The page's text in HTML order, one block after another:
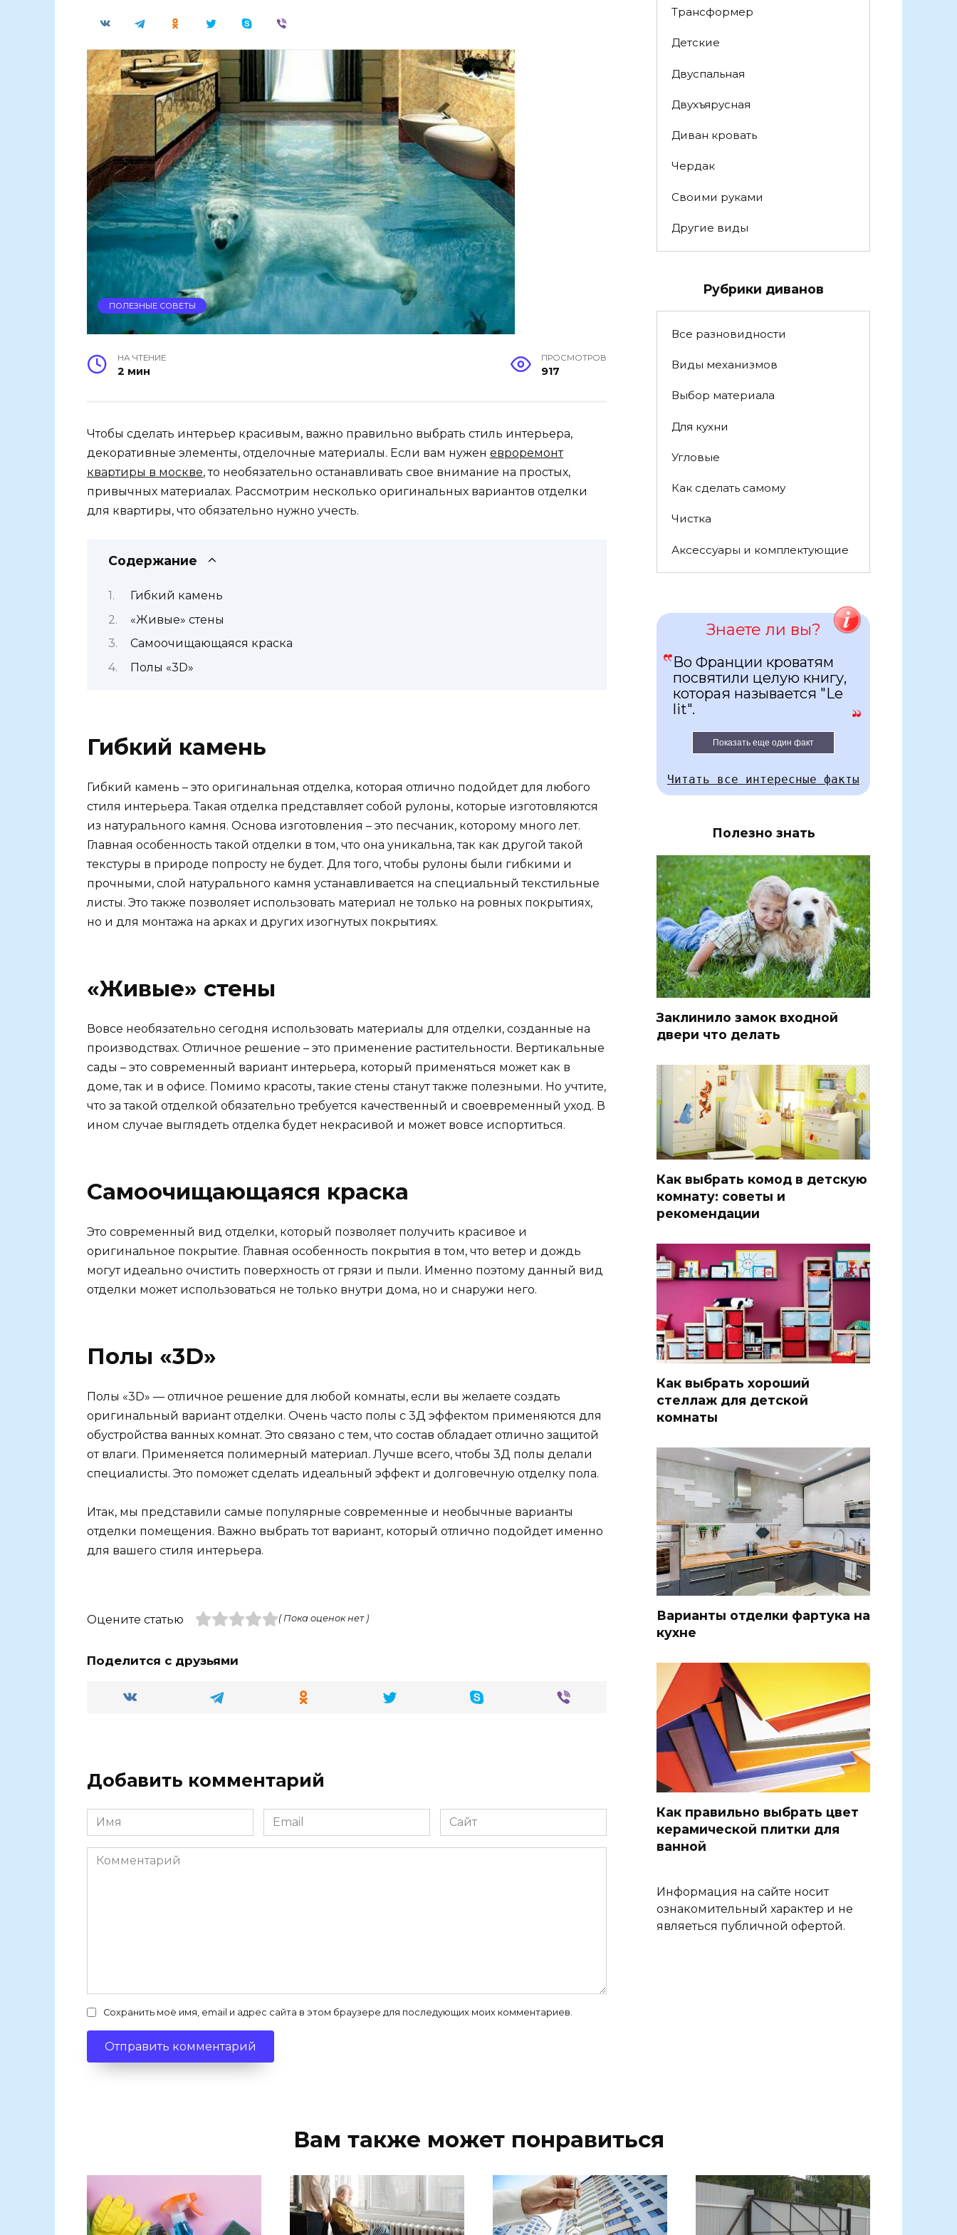
ПОЛЕЗНЫЕ СОВЕТЫ
НА ЧТЕНИЕ
2 мин
ПРОСМОТРОВ
917
Чтобы сделать интерьер красивым, важно правильно выбрать стиль интерьера,
декоративные элементы, отделочные материалы. Если вам нужен евроремонт
квартиры в москве, то необязательно останавливать свое внимание на простых,
привычных материалах. Рассмотрим несколько оригинальных вариантов отделки
для квартиры, что обязательно нужно учесть.
Содержание
Гибкий камень
«Живые» стены
Самоочищающаяся краска
Полы «3D»
Гибкий камень
Гибкий камень – это оригинальная отделка, которая отлично подойдет для любого
стиля интерьера. Такая отделка представляет собой рулоны, которые изготовляются
из натурального камня. Основа изготовления – это песчаник, которому много лет.
Главная особенность такой отделки в том, что она уникальна, так как другой такой
текстуры в природе попросту не будет. Для того, чтобы рулоны были гибкими и
прочными, слой натурального камня устанавливается на специальный текстильные
листы. Это также позволяет использовать материал не только на ровных покрытиях,
но и для монтажа на арках и других изогнутых покрытиях.
«Живые» стены
Вовсе необязательно сегодня использовать материалы для отделки, созданные на
производствах. Отличное решение – это применение растительности. Вертикальные
сады – это современный вариант интерьера, который применяться может как в
доме, так и в офисе. Помимо красоты, такие стены станут также полезными. Но учтите,
что за такой отделкой обязательно требуется качественный и своевременный уход. В
ином случае выглядеть отделка будет некрасивой и может вовсе испортиться.
Самоочищающаяся краска
Это современный вид отделки, который позволяет получить красивое и
оригинальное покрытие. Главная особенность покрытия в том, что ветер и дождь
могут идеально очистить поверхность от грязи и пыли. Именно поэтому данный вид
отделки может использоваться не только внутри дома, но и снаружи него.
Полы «3D»
Полы «3D» — отличное решение для любой комнаты, если вы желаете создать
оригинальный вариант отделки. Очень часто полы с 3Д эффектом применяются для
обустройства ванных комнат. Это связано с тем, что состав обладает отлично защитой
от влаги. Применяется полимерный материал. Лучше всего, чтобы 3Д полы делали
специалисты. Это поможет сделать идеальный эффект и долговечную отделку пола.
Итак, мы представили самые популярные современные и необычные варианты
отделки помещения. Важно выбрать тот вариант, который отлично подойдет именно
для вашего стиля интерьера.
Оцените статью ( Пока оценок нет )
Поделится с друзьями
Добавить комментарий
Имя Email Сайт
Комментарий
Сохранить моё имя, email и адрес сайта в этом браузере для последующих моих комментариев.
Трансформер
Детские
Двуспальная
Двухъярусная
Диван кровать
Чердак
Своими руками
Другие виды
Рубрики диванов
Все разновидности
Виды механизмов
Выбор материала
Для кухни
Угловые
Как сделать самому
Чистка
Аксессуары и комплектующие
Знаете ли вы?
Во Франции кроватям
посвятили целую книгу,
которая называется "Le
lit".
Показать еще один факт
Читать все интересные факты
Полезно знать
Заклинило замок входной
двери что делать
Как выбрать комод в детскую
комнату: советы и
рекомендации
Как выбрать хороший
стеллаж для детской
комнаты
Варианты отделки фартука на
кухне
Как правильно выбрать цвет
керамической плитки для
ванной
Информация на сайте носит
ознакомительный характер и не
являеться публичной офертой.
Вам также может понравиться